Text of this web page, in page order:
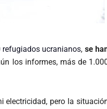
refugiados ucranianos, se
los informes, más de
electricidad, pero la